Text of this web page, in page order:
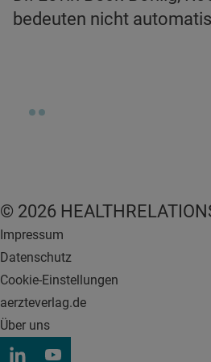
bedeuten nicht
© 2026
Impressum
Datenschutz
Cookie-Einstellungen
aerzteverlag.de
Über uns